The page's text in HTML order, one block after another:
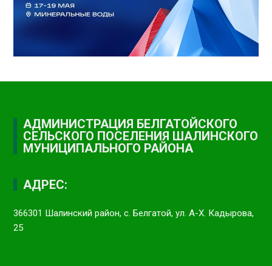
АДМИНИСТРАЦИЯ БЕЛГАТОЙСКОГО
СЕЛЬСКОГО ПОСЕЛЕНИЯ ШАЛИНСКОГО
МУНИЦИПАЛЬНОГО РАЙОНА
АДРЕС:
366301 Шалинский район, с. Белгатой, ул. А-Х. Кадырова,
25